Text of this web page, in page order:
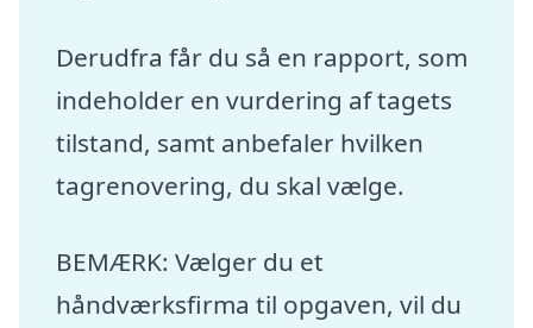
Derudfra får du så en rapport, som
indeholder en vurdering af tagets
tilstand, samt anbefaler hvilken
tagrenovering, du skal vælge.
BEMÆRK: Vælger du et
håndværksfirma til opgaven, vil du